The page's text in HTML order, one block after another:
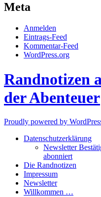
Meta
Anmelden
Eintrags-Feed
Kommentar-Feed
WordPress.org
Randnotizen
der Abenteuer
Proudly powered by
Datenschutzerklärung
Newsletter
abonniert
Die Randnotizen
Impressum
Newsletter
Willkommen …